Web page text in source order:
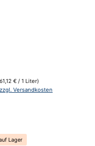
€ / 1 Liter)
Versandkosten
Bewertung von 5 von 5 Sternen
Lager